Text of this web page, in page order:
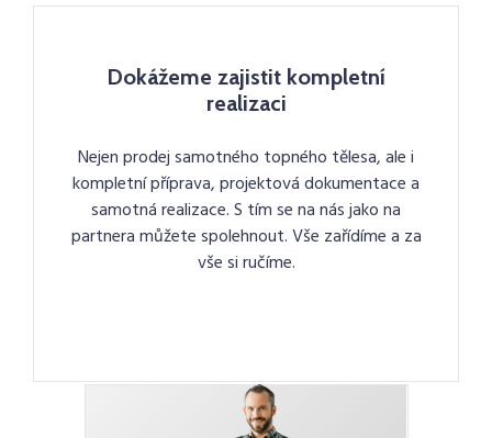
Dokážeme zajistit kompletní
realizaci
Nejen prodej samotného topného tělesa, ale i
kompletní příprava, projektová dokumentace a
samotná realizace. S tím se na nás jako na
partnera můžete spolehnout. Vše zařídíme a za
vše si ručíme.